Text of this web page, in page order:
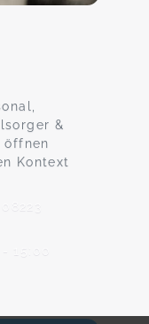
&
öffnen
Kontext
15:00